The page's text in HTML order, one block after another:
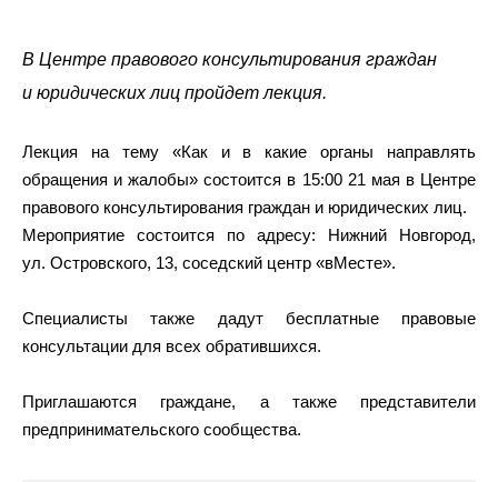
В Центре правового консультирования граждан
и юридических лиц пройдет лекция.
Лекция на тему «Как и в какие органы направлять
обращения и жалобы» состоится в 15:00 21 мая в Центре
правового консультирования граждан и юридических лиц.
Мероприятие состоится по адресу: Нижний Новгород,
ул. Островского, 13, соседский центр «вМесте».
Специалисты также дадут бесплатные правовые
консультации для всех обратившихся.
Приглашаются граждане, а также представители
предпринимательского сообщества.